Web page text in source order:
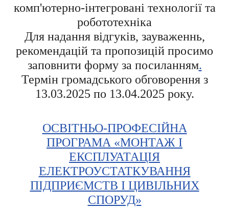
комп'ютерно-інтегровані технології та
робототехніка
Для надання відгуків, зауваженнь,
рекомендацій та пропозицій просимо
заповнити форму за посиланням.
Термін громадського обговорення з
13.03.2025 по 13.04.2025 року.
ОСВІТНЬО-ПРОФЕСІЙНА
ПРОГРАМА «МОНТАЖ І
ЕКСПЛУАТАЦІЯ
ЕЛЕКТРОУСТАТКУВАННЯ
ПІДПРИЄМСТВ І ЦИВІЛЬНИХ
СПОРУД»